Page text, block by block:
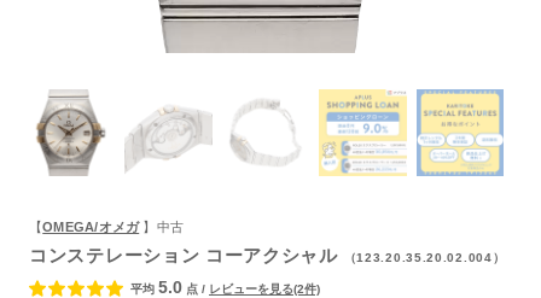
【OMEGA/オメガ】中古
コンステレーション コーアクシャル （123.20.35.20.02.004）
平均 5.0 点 / レビューを見る(2件)